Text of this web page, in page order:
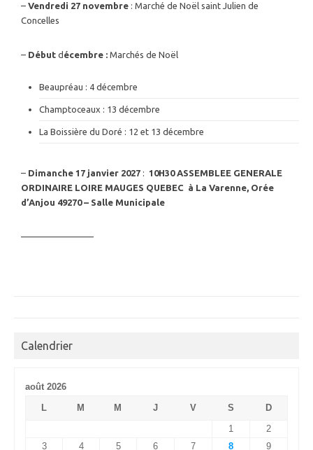
– Vendredi 27 novembre : Marché de Noël saint Julien de
Concelles
– Début d écembre : Marchés de Noël
Beaupréau : 4 décembre
Champtoceaux : 13 décembre
La Boissière du Doré : 12 et 13 décembre
– Dimanche 17 janvier 2027 : 10H30 ASSEMBLEE GENERALE
ORDINAIRE LOIRE MAUGES QUEBEC à La Varenne, Orée
d’Anjou 49270 – Salle Municipale
————————
Calendrier
août 2026
L
M M J V S
D
1
2
3
4 5 6 7 8 9